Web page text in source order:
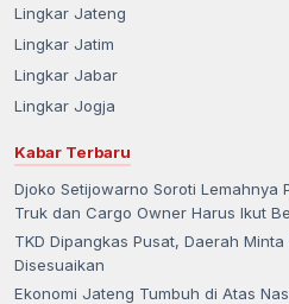
Lingkar Jateng
Lingkar Jatim
Lingkar Jabar
Lingkar Jogja
Kabar Terbaru
Djoko Setijowarno Soroti Lemahnya
Truk dan Cargo Owner Harus Ikut
TKD Dipangkas Pusat, Daerah
Disesuaikan
Ekonomi Jateng Tumbuh di Atas